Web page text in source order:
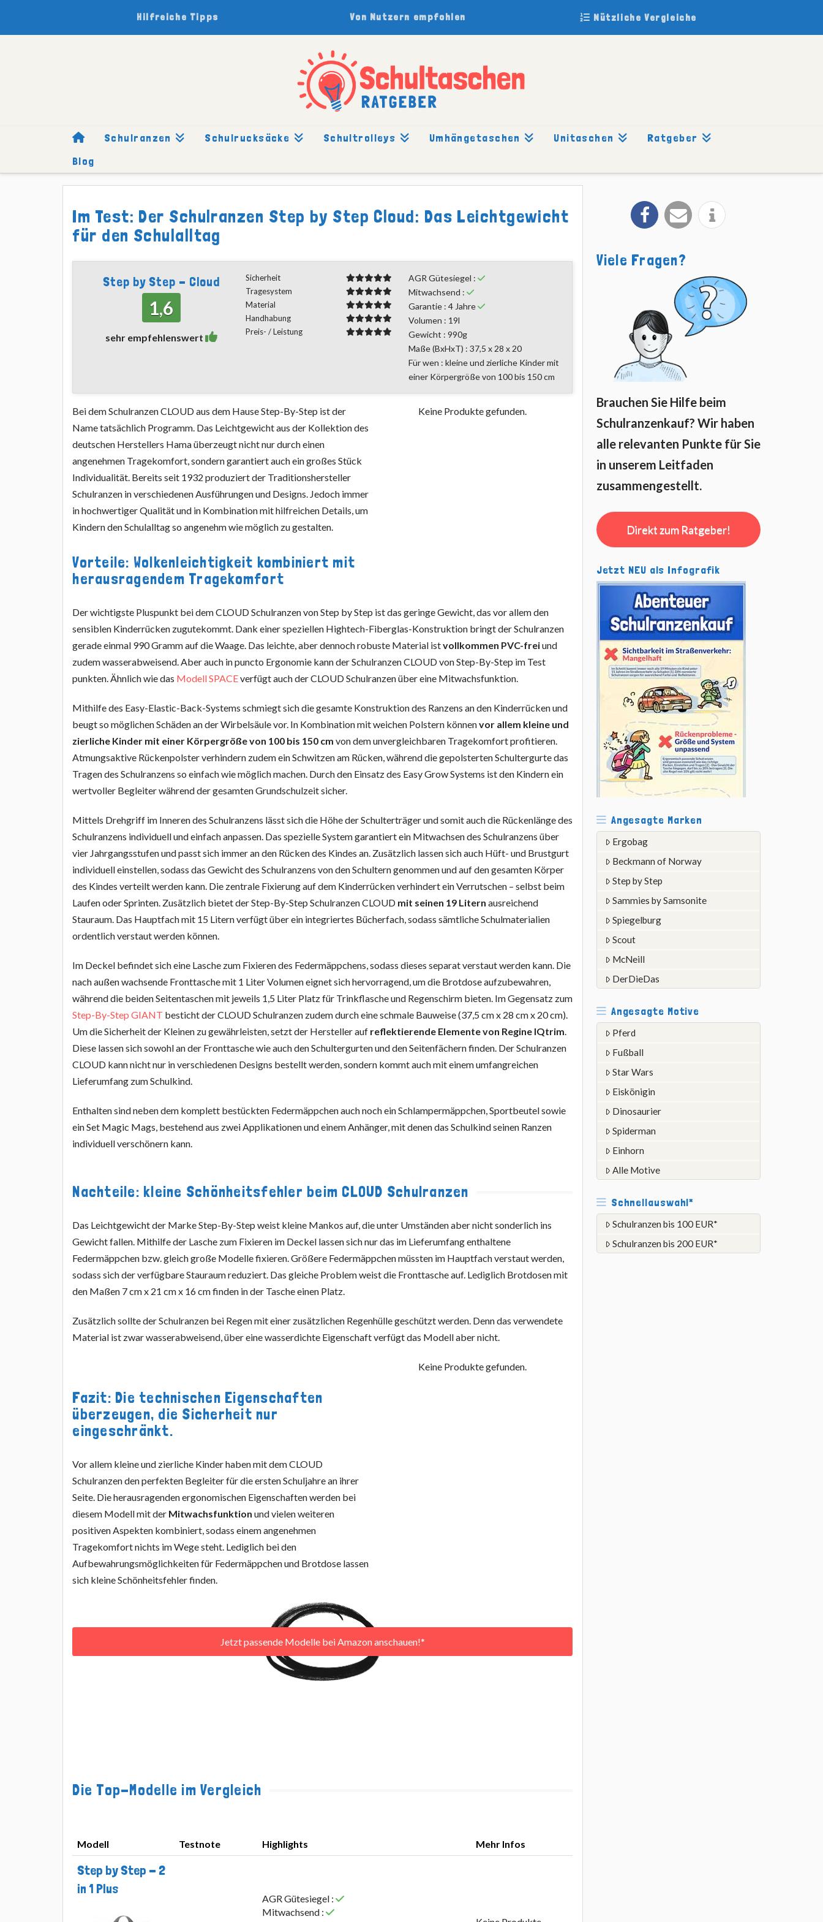
Hilfreiche Tipps Von Nutzern empfohlen Nützliche Vergleiche
Schulranzen Schulrucksäcke Schultrolleys Umhängetaschen Unitaschen
Ratgeber
Blog
HOMESCHULRANZEN
Im Test: Der Schulranzen Step by Step Cloud: Das Leichtgewicht
für den Schulalltag
Step by Step - Cloud
1,6
sehr empfehlenswert
Sicherheit
Tragesystem
Material
Handhabung
Preis- / Leistung
AGR Gütesiegel :
Mitwachsend :
Garantie : 4 Jahre
Volumen : 19l
Gewicht : 990g
Maße (BxHxT) : 37,5 x 28 x 20
Für wen : kleine und zierliche Kinder mit
einer Körpergröße von 100 bis 150 cm
Bei dem Schulranzen CLOUD aus dem Hause Step-By-Step ist der
Name tatsächlich Programm. Das Leichtgewicht aus der Kollektion des
deutschen Herstellers Hama überzeugt nicht nur durch einen
angenehmen Tragekomfort, sondern garantiert auch ein großes Stück
Individualität. Bereits seit 1932 produziert der Traditionshersteller
Schulranzen in verschiedenen Ausführungen und Designs. Jedoch immer
in hochwertiger Qualität und in Kombination mit hilfreichen Details, um
Kindern den Schulalltag so angenehm wie möglich zu gestalten.
Vorteile: Wolkenleichtigkeit kombiniert mit
herausragendem Tragekomfort
Keine Produkte gefunden.
Der wichtigste Pluspunkt bei dem CLOUD Schulranzen von Step by Step ist das geringe Gewicht, das vor allem den
sensiblen Kinderrücken zugutekommt. Dank einer speziellen Hightech-Fiberglas-Konstruktion bringt der Schulranzen
gerade einmal 990 Gramm auf die Waage. Das leichte, aber dennoch robuste Material istvollkommen PVC-freiund
zudem wasserabweisend. Aber auch in puncto Ergonomie kann der Schulranzen CLOUD von Step-By-Step im Test
punkten. Ähnlich wie das Modell SPACEverfügt auch der CLOUD Schulranzen über eine Mitwachsfunktion.
Mithilfe des Easy-Elastic-Back-Systems schmiegt sich die gesamte Konstruktion des Ranzens an den Kinderrücken und
beugt so möglichen Schäden an der Wirbelsäule vor. In Kombination mit weichen Polstern könnenvor allem kleine und
zierliche Kinder mit einer Körpergröße von 100 bis 150 cm von dem unvergleichbaren Tragekomfort profitieren.
Atmungsaktive Rückenpolster verhindern zudem ein Schwitzen am Rücken, während die gepolsterten Schultergurte das
Tragen des Schulranzens so einfach wie möglich machen. Durch den Einsatz des Easy Grow Systems ist den Kindern ein
wertvoller Begleiter während der gesamten Grundschulzeit sicher.
Mittels Drehgriff im Inneren des Schulranzens lässt sich die Höhe der Schulterträger und somit auch die Rückenlänge des
Schulranzens individuell und einfach anpassen. Das spezielle System garantiert ein Mitwachsen des Schulranzens über
vier Jahrgangsstufen und passt sich immer an den Rücken des Kindes an. Zusätzlich lassen sich auch Hüft- und Brustgurt
individuell einstellen, sodass das Gewicht des Schulranzens von den Schultern genommen und auf den gesamten Körper
des Kindes verteilt werden kann. Die zentrale Fixierung auf dem Kinderrücken verhindert ein Verrutschen – selbst beim
Laufen oder Sprinten. Zusätzlich bietet der Step-By-Step Schulranzen CLOUD mit seinen 19 Litern ausreichend
Stauraum. Das Hauptfach mit 15 Litern verfügt über ein integriertes Bücherfach, sodass sämtliche Schulmaterialien
ordentlich verstaut werden können.
Im Deckel befindet sich eine Lasche zum Fixieren des Federmäppchens, sodass dieses separat verstaut werden kann. Die
nach außen wachsende Fronttasche mit 1 Liter Volumen eignet sich hervorragend, um die Brotdose aufzubewahren,
während die beiden Seitentaschen mit jeweils 1,5 Liter Platz für Trinkflasche und Regenschirm bieten. Im Gegensatz zum
Step-By-Step GIANT besticht der CLOUD Schulranzen zudem durch eine schmale Bauweise (37,5 cm x 28 cm x 20 cm).
Um die Sicherheit der Kleinen zu gewährleisten, setzt der Hersteller auf reflektierende Elemente von Regine IQtrim.
Diese lassen sich sowohl an der Fronttasche wie auch den Schultergurten und den Seitenfächern finden. Der Schulranzen
CLOUD kann nicht nur in verschiedenen Designs bestellt werden, sondern kommt auch mit einem umfangreichen
Lieferumfang zum Schulkind.
Enthalten sind neben dem komplett bestückten Federmäppchen auch noch ein Schlampermäppchen, Sportbeutel sowie
ein Set Magic Mags, bestehend aus zwei Applikationen und einem Anhänger, mit denen das Schulkind seinen Ranzen
individuell verschönern kann.
Nachteile: kleine Schönheitsfehler beim CLOUD Schulranzen
Das Leichtgewicht der Marke Step-By-Step weist kleine Mankos auf, die unter Umständen aber nicht sonderlich ins
Gewicht fallen. Mithilfe der Lasche zum Fixieren im Deckel lassen sich nur das im Lieferumfang enthaltene
Federmäppchen bzw. gleich große Modelle fixieren. Größere Federmäppchen müssten im Hauptfach verstaut werden,
sodass sich der verfügbare Stauraum reduziert. Das gleiche Problem weist die Fronttasche auf. Lediglich Brotdosen mit
den Maßen 7 cm x 21 cm x 16 cm finden in der Tasche einen Platz.
Zusätzlich sollte der Schulranzen bei Regen mit einer zusätzlichen Regenhülle geschützt werden. Denn das verwendete
Material ist zwar wasserabweisend, über eine wasserdichte Eigenschaft verfügt das Modell aber nicht.
Fazit: Die technischen Eigenschaften
überzeugen, die Sicherheit nur
eingeschränkt.
Vor allem kleine und zierliche Kinder haben mit dem CLOUD
Schulranzen den perfekten Begleiter für die ersten Schuljahre an ihrer
Seite. Die herausragenden ergonomischen Eigenschaften werden bei
diesem Modell mit der Mitwachsfunktion und vielen weiteren
positiven Aspekten kombiniert, sodass einem angenehmen
Tragekomfort nichts im Wege steht. Lediglich bei den
Aufbewahrungsmöglichkeiten für Federmäppchen und Brotdose lassen
sich kleine Schönheitsfehler finden.
Keine Produkte gefunden.
Jetzt passende Modelle bei Amazon anschauen!*
Die Top-Modelle im Vergleich
Modell Testnote Highlights
Mehr Infos
Step by Step - 2
in 1 Plus
AGR Gütesiegel :
Mitwachsend :
Viele Fragen?
Brauchen Sie Hilfe beim
Schulranzenkauf? Wir haben
alle relevanten Punkte für Sie
in unserem Leitfaden
zusammengestellt.
Direkt zum Ratgeber!
Jetzt NEU als Infografik
Angesagte Marken
Ergobag
Beckmann of Norway
Step by Step
Sammies by Samsonite
Spiegelburg
Scout
McNeill
DerDieDas
Angesagte Motive
Pferd
Fußball
Star Wars
Eiskönigin
Dinosaurier
Spiderman
Einhorn
Alle Motive
Schnellauswahl*
Schulranzen bis 100 EUR*
Schulranzen bis 200 EUR*